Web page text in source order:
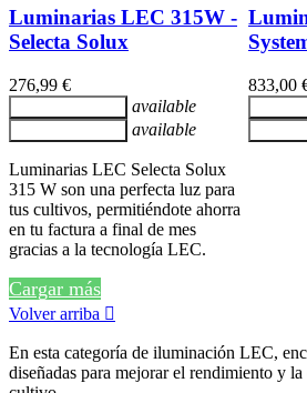
Luminarias LEC 315W -
Selecta Solux
276,99 €
available
available
Luminarias LEC Selecta Solux
315 W son una perfecta luz para
tus cultivos, permitiéndote ahorra
en tu factura a final de mes
gracias a la tecnología LEC.
833,00
Cargar más
Volver arriba 
En esta categoría de iluminación LEC,
diseñadas para mejorar el rendimiento y